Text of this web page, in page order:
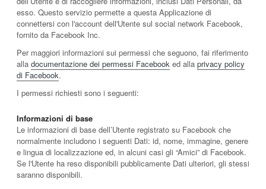
esso. Questo servizio permette a questa Applicazione di
connettersi con l'account dell'Utente sul social network Facebook,
fornito da Facebook Inc.
Per maggiori informazioni sui permessi che seguono, fai riferimento
alla documentazione dei permessi Facebook ed alla privacy policy
di Facebook.
I permessi richiesti sono i seguenti:
Informazioni di base
Le informazioni di base dell’Utente registrato su Facebook che
normalmente includono i seguenti Dati: id, nome, immagine, genere
e lingua di localizzazione ed, in alcuni casi gli “Amici” di Facebook.
Se l'Utente ha reso disponibili pubblicamente Dati ulteriori, gli stessi
saranno disponibili.